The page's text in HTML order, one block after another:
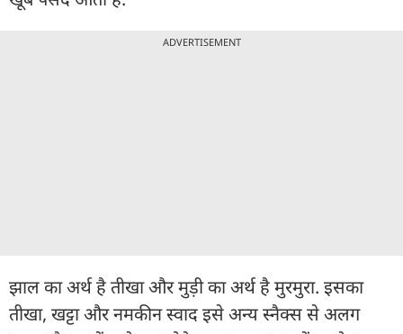
ADVERTISEMENT
झाल का अर्थ है तीखा और मुड़ी का अर्थ है मुरमुरा. इसका
तीखा, खट्टा और नमकीन स्वाद इसे अन्य स्नैक्स से अलग